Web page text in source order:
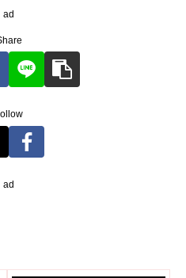
ad
ad